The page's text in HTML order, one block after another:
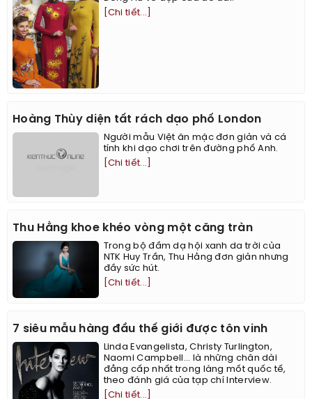
[Chi tiết...]
Hoàng Thùy diện tất rách dạo phố London
Người mẫu Việt ăn mặc đơn giản và cá
tính khi dạo chơi trên đường phố Anh.
[Chi tiết...]
Thu Hằng khoe khéo vòng một căng tràn
Trong bộ đầm dạ hội xanh da trời của
NTK Huy Trần, Thu Hằng đơn giản nhưng
đầy sức hút.
[Chi tiết...]
7 siêu mẫu hàng đầu thế giới được tôn vinh
Linda Evangelista, Christy Turlington,
Naomi Campbell... là những chân dài
đẳng cấp nhất trong làng mốt quốc tế,
theo đánh giá của tạp chí Interview.
[Chi tiết...]